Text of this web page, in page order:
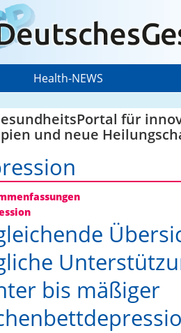
Health-NEWS
für
und neue
bis mäßiger